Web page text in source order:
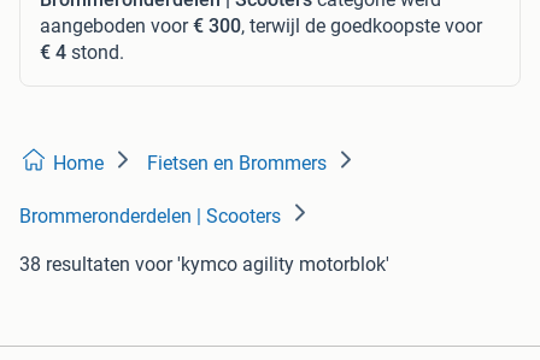
aangeboden voor€ 300, terwijl de goedkoopste voor
€ 4 stond.
Home Fietsen en Brommers
Brommeronderdelen | Scooters
38 resultaten voor 'kymco agility motorblok'